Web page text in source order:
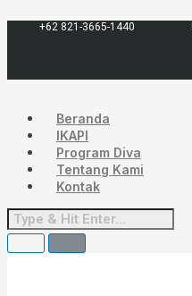
ke
+62 821-3665-1440
Beranda
IKAPI
Program Diva
Tentang Kami
Kontak